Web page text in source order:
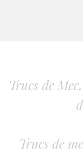
Trucs de
Trucs de